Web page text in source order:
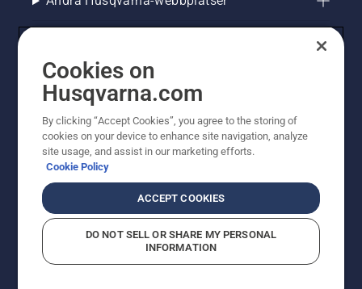
© Husqvarna AB (publ). All rights reserved. Priserna
som visas är rekommenderade cirkapriser. Alla angivna
priser är rekommenderade försäljningspriser (inkl.
moms) om inte produkten är tillgänglig för direkt köp.
CookiepolicyAnvändningsvillkor Sekretessmeddelande
Företagsinformation
Cookies on
Husqvarna.com
By clicking “Accept Cookies”, you agree to the storing of
cookies on your device to enhance site navigation, analyze
site usage, and assist in our marketing efforts.
Cookie Policy
ACCEPT COOKIES
DO NOT SELL OR SHARE MY PERSONAL
INFORMATION